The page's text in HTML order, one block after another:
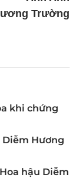
Trường
khi chứng
Hương
hậu Diễm